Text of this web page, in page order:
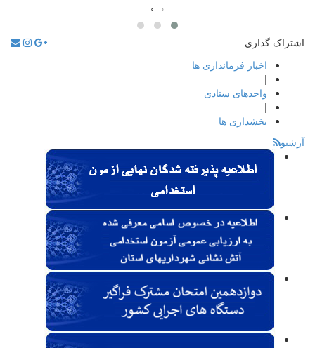
‹
›
اشتراک گذاری
اخبار فرمانداری ها
|
واحدهای ستادی
|
بخشداری ها
آرشیو